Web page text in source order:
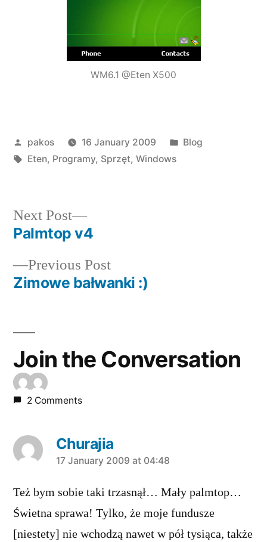
WM6.1 @Eten X500
Posted
by
pakos 16 January 2009
Posted
Blog
Tags:
Eten, Programy, Sprzęt, Windows
Post
navigation
Previous PostPrevious
post:
Zimowe bałwanki :)
Next Post
Next
post:
Palmtop v4
Join the Conversation
2 Comments
Churajia
says:
17 January 2009 at 04:48
Też bym sobie taki trzasnął… Mały palmtop…
Świetna sprawa! Tylko, że moje fundusze
[niestety] nie wchodzą nawet w pół tysiąca, także